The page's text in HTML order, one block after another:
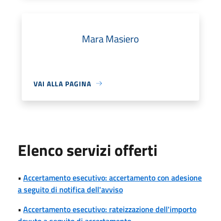
Mara Masiero
VAI ALLA PAGINA
Elenco servizi offerti
• Accertamento esecutivo: accertamento con adesione
a seguito di notifica dell'avviso
• Accertamento esecutivo: rateizzazione dell'importo